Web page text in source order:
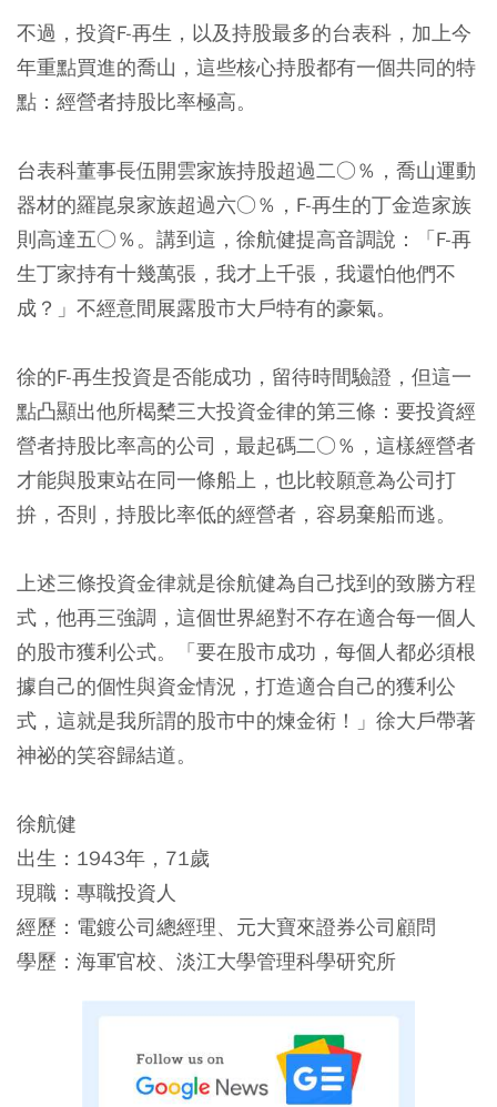
不過，投資F-再生，以及持股最多的台表科，加上今
年重點買進的喬山，這些核心持股都有一個共同的特
點：經營者持股比率極高。
台表科董事長伍開雲家族持股超過二○％，喬山運動
器材的羅崑泉家族超過六○％，F-再生的丁金造家族
則高達五○％。講到這，徐航健提高音調說：「F-再
生丁家持有十幾萬張，我才上千張，我還怕他們不
成？」不經意間展露股市大戶特有的豪氣。
徐的F-再生投資是否能成功，留待時間驗證，但這一
點凸顯出他所楬櫫三大投資金律的第三條：要投資經
營者持股比率高的公司，最起碼二○％，這樣經營者
才能與股東站在同一條船上，也比較願意為公司打
拚，否則，持股比率低的經營者，容易棄船而逃。
上述三條投資金律就是徐航健為自己找到的致勝方程
式，他再三強調，這個世界絕對不存在適合每一個人
的股市獲利公式。「要在股市成功，每個人都必須根
據自己的個性與資金情況，打造適合自己的獲利公
式，這就是我所謂的股市中的煉金術！」徐大戶帶著
神祕的笑容歸結道。
徐航健
出生：1943年，71歲
現職：專職投資人
經歷：電鍍公司總經理、元大寶來證券公司顧問
學歷：海軍官校、淡江大學管理科學研究所